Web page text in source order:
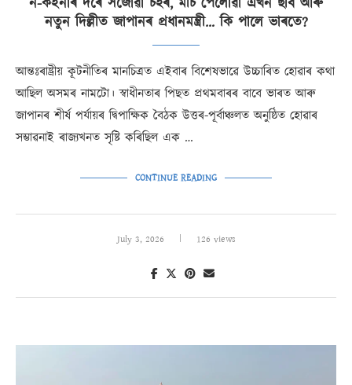
নতুন দিল্লীত জাপানৰ প্ৰধানমন্ত্ৰী… কি পালে ভাৰতে?
আন্তঃৰাষ্ট্ৰীয় কূটনীতিৰ মানচিত্ৰত এইবাৰ বিশেষভাৱে উচ্চাৰিত হোৱাৰ কথা
আছিল অসমৰ নামটো। স্বাধীনতাৰ পিছত প্ৰথমবাৰৰ বাবে ভাৰত আৰু
জাপানৰ শীৰ্ষ পৰ্যায়ৰ দ্বিপাক্ষিক বৈঠক উত্তৰ-পূৰ্বাঞ্চলত অনুষ্ঠিত হোৱাৰ
সম্ভাৱনাই ৰাজ্যখনত সৃষ্টি কৰিছিল এক …
CONTINUE READING
July 3, 2026 126 views